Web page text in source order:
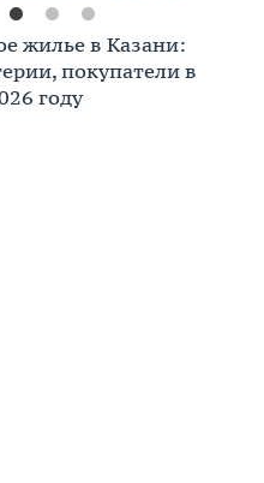
жилье в Казани:
покупатели в
году